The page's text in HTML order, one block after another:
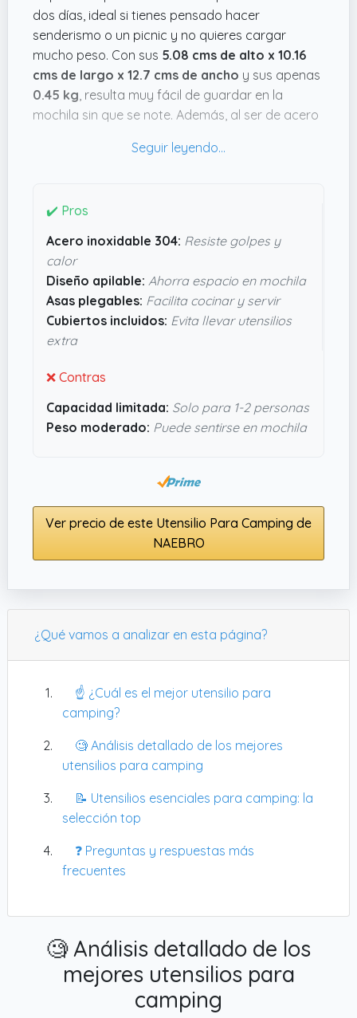
dos días, ideal si tienes pensado hacer
senderismo o un picnic y no quieres cargar
mucho peso. Con sus 5.08 cms de alto x 10.16
cms de largo x 12.7 cms de ancho y sus apenas
0.45 kg , resulta muy fácil de guardar en la
mochila sin que se note. Además, al ser de acero
calor o humedad, algo de agradecer cuando
Lo que más me convence es su diseño apilable y
cocinar y servir justo con lo necesario sin líos de
cacharros. También tiene cubiertos plegables,
que siempre vienen bien para no llevar utensilios
extra. Parece práctico para cocinar de todo, ya
sea en un hornillo o una hoguera, y la protección
para las manos es un plus de seguridad. Si
campo, este kit pinta bastante bien.
✔️ Pros
Acero inoxidable 304: Resiste golpes y
calor
Diseño apilable: Ahorra espacio en mochila
Asas plegables: Facilita cocinar y servir
Cubiertos incluidos: Evita llevar utensilios
extra
❌ Contras
Capacidad limitada: Solo para 1-2 personas
Peso moderado: Puede sentirse en mochila
Ver precio de este Utensilio Para Camping de
NAEBRO
¿Qué vamos a analizar en esta página?
☝️ ¿Cuál es el mejor utensilio para
camping?
🧐 Análisis detallado de los mejores
utensilios para camping
📝 Utensilios esenciales para camping: la
selección top
❓ Preguntas y respuestas más
frecuentes
🧐 Análisis detallado de los
mejores utensilios para
camping